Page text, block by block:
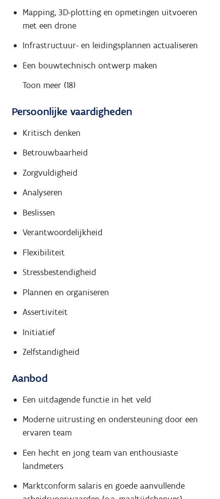
Mapping, 3D-plotting en opmetingen uitvoeren
met een drone
Infrastructuur- en leidingsplannen actualiseren
Een bouwtechnisch ontwerp maken
Toon meer (18)
Persoonlijke vaardigheden
Kritisch denken
Betrouwbaarheid
Zorgvuldigheid
Analyseren
Beslissen
Verantwoordelijkheid
Flexibiliteit
Stressbestendigheid
Plannen en organiseren
Assertiviteit
Initiatief
Zelfstandigheid
Aanbod
Een uitdagende functie in het veld
Moderne uitrusting en ondersteuning door een
ervaren team
Een hecht en jong team van enthousiaste
landmeters
Marktconform salaris en goede aanvullende